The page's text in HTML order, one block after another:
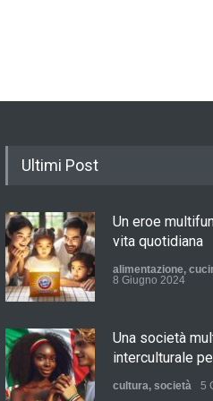
Ultimi Post
Un eroe
vita quotidiana
alimentazione,
8 Giugno 2024
Una società
interculturale
cultura, società 5